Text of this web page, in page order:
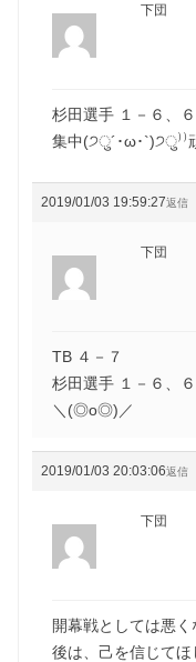
下団
杉田選手 １－６、
集中(੭ु´･ω･`)੭ु⁾⁾
2019/01/03 19:59:27返信
下団
TB ４－７
杉田選手 １－６、
＼(◎o◎)／
2019/01/03 20:03:06返信
下団
開幕戦としては悪
後は、己を信じて